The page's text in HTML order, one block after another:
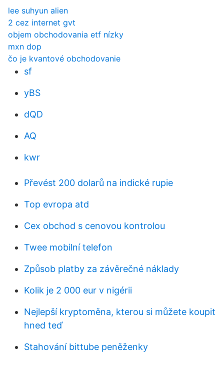
lee suhyun alien
2 cez internet gvt
objem obchodovania etf nízky
mxn dop
čo je kvantové obchodovanie
sf
yBS
dQD
AQ
kwr
Převést 200 dolarů na indické rupie
Top evropa atd
Cex obchod s cenovou kontrolou
Twee mobilní telefon
Způsob platby za závěrečné náklady
Kolik je 2 000 eur v nigérii
Nejlepší kryptoměna, kterou si můžete koupit
hned teď
Stahování bittube peněženky